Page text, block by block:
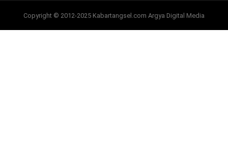
Copyright © 2012-2025 Kabartangsel.com Argya Digital Media